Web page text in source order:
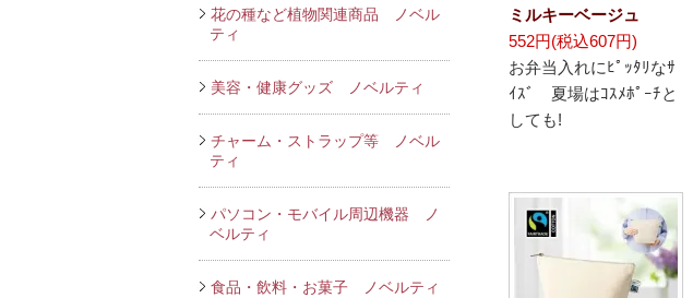
花の種など植物関連商品 ノベル
ティ
美容・健康グッズ ノベルティ
チャーム・ストラップ等 ノベル
ティ
パソコン・モバイル周辺機器 ノ
ベルティ
食品・飲料・お菓子 ノベルティ
ミルキーベージュ
552円(税込607円)
お弁当入れにﾋﾟｯﾀﾘなｻ
ｲｽﾞ 夏場はｺｽﾒﾎﾟｰﾁと
しても!